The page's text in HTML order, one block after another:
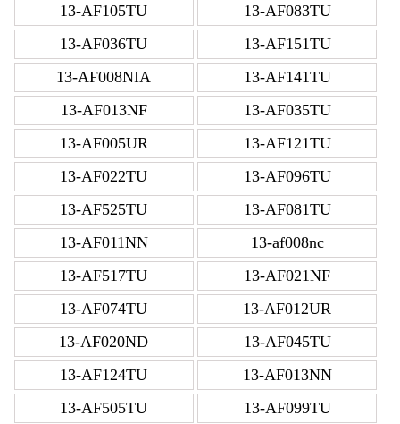
13-AF105TU
13-AF083TU
13-AF036TU
13-AF151TU
13-AF008NIA
13-AF141TU
13-AF013NF
13-AF035TU
13-AF005UR
13-AF121TU
13-AF022TU
13-AF096TU
13-AF525TU
13-AF081TU
13-AF011NN
13-af008nc
13-AF517TU
13-AF021NF
13-AF074TU
13-AF012UR
13-AF020ND
13-AF045TU
13-AF124TU
13-AF013NN
13-AF505TU
13-AF099TU